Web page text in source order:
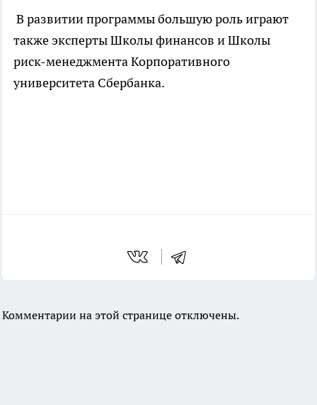
В развитии программы большую роль играют
также эксперты Школы финансов и Школы
риск-менеджмента Корпоративного
университета Сбербанка.
Комментарии на этой странице отключены.